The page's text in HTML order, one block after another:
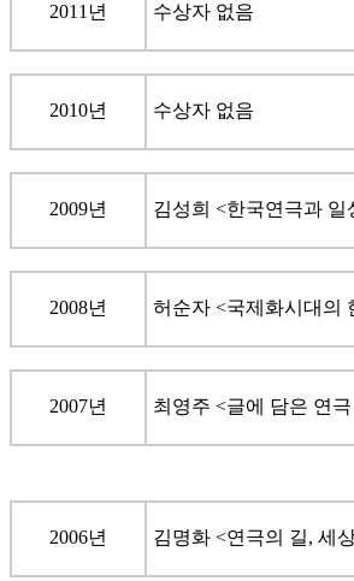
2011년 수상자 없음
2010년 수상자 없음
2009년 김성희 <한국연극과
2008년 허순자 <국제화시대의
2007년 최영주 <글에 담은 연
2006년 김명화 <연극의 길, 세